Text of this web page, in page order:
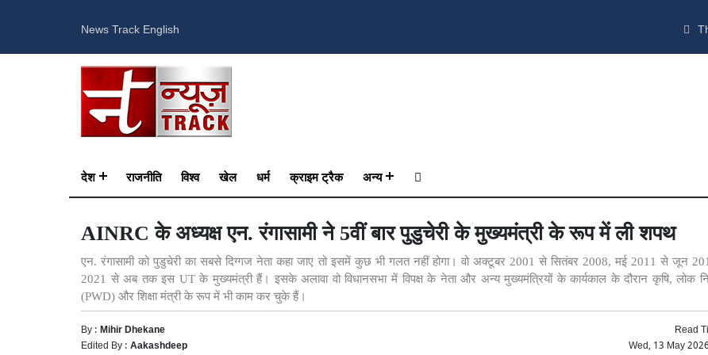
News Track English
देश राजनीति विश्व खेल धर्म क्राइम ट्रैक अन्य
AINRC के अध्यक्ष एन. रंगासामी ने 5वीं बार पुडुचेरी के मुख्यमंत्री के रूप में ली शपथ
एन. रंगासामी को पुडुचेरी का सबसे दिग्गज नेता कहा जाए तो इसमें कुछ भी गलत नहीं होगा। वो अक्टूबर 2001 से सितंबर 2008, मई 2011 से जून
2021 से अब तक इस UT के मुख्यमंत्री हैं। इसके अलावा वो विधानसभा में विपक्ष के नेता और अन्य मुख्यमंत्रियों के कार्यकाल के दौरान कृषि, लोक
(PWD) और शिक्षा मंत्री के रूप में भी काम कर चुके हैं।
By :Mihir Dhekane Read
Edited By :Aakashdeep Wed, 13 May